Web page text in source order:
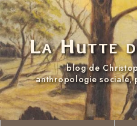
La Hutte
blog de
anthropologie sociale,